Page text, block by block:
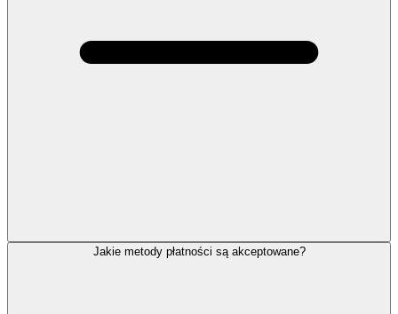
Jakie metody płatności są akceptowane?